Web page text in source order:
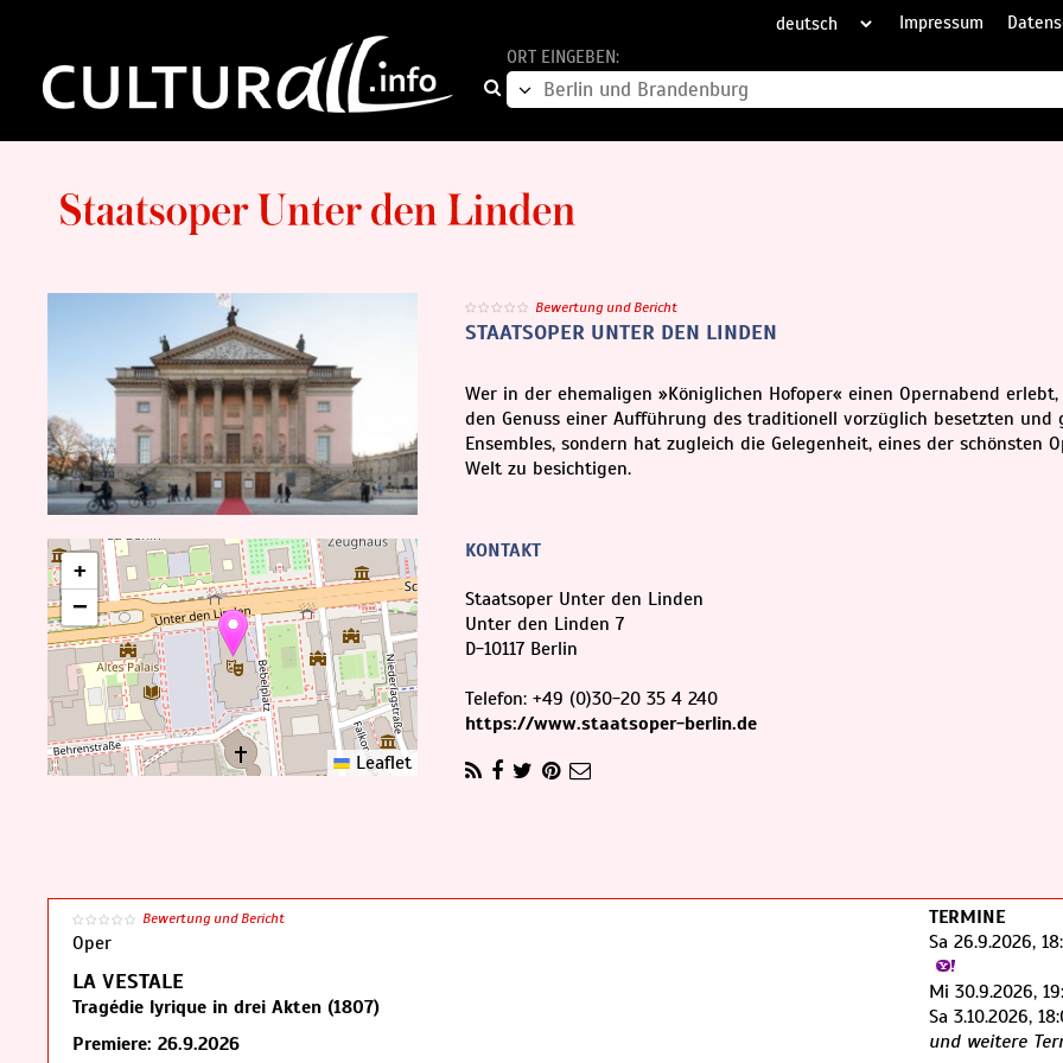
Impressum
ORT EINGEBEN:
Bewertung und Bericht
STAATSOPER UNTER DEN LINDEN
Wer in der ehemaligen »Königlichen Hofoper« einen Opernabend
den Genuss einer Aufführung des traditionell vorzüglich besetzten und
Ensembles, sondern hat zugleich die Gelegenheit, eines der schönsten
Welt zu besichtigen.
+
−
Leaflet
KONTAKT
Staatsoper Unter den Linden
Unter den Linden 7
D-10117 Berlin
Telefon: +49 (0)30-20 35 4 240
https://www.staatsoper-berlin.de
Bewertung und Bericht
Oper
LA VESTALE
Tragédie lyrique in drei Akten (1807)
Premiere: 26.9.2026
TERMINE
Sa 26.9.2026,
Mi 30.9.2026,
Sa 3.10.2026,
und weitere